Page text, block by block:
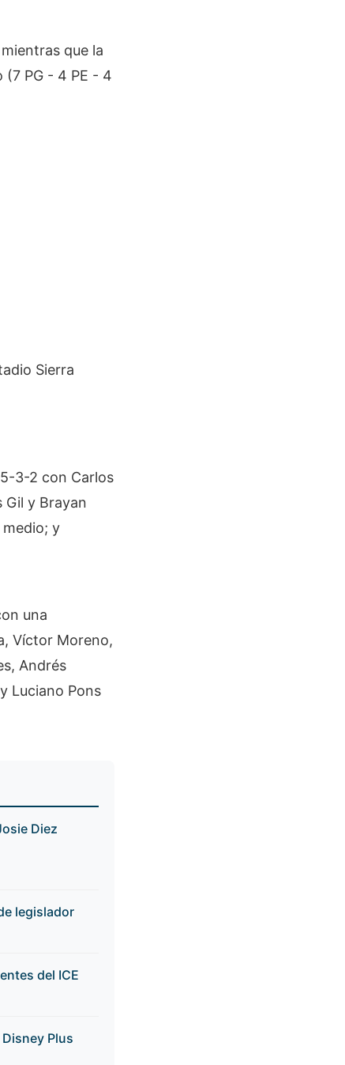
que la
(7 PG - 4 PE - 4
Sierra
3-2 con Carlos
Gil y Brayan
y
una
Víctor Moreno,
Andrés
Luciano Pons
Diez
legislador
del ICE
Disney Plus